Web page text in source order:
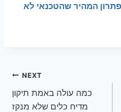
תקלה 25: הפתרון המהיר שהטכנאי לא
NEXT
כמה עולה באמת תיקון
מדיח כלים שלא מנקז